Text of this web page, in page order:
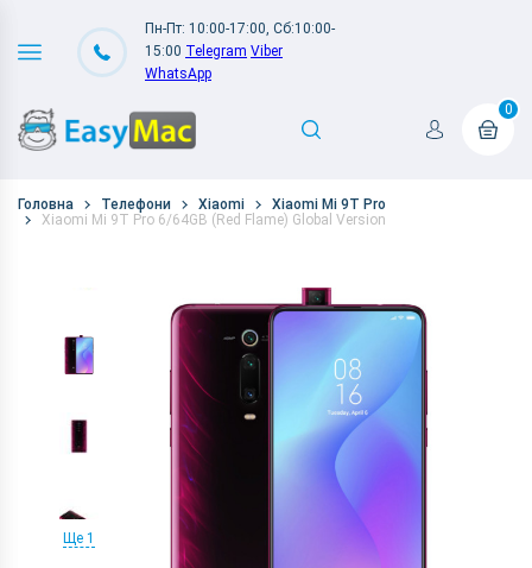
Пн-Пт: 10:00-17:00, Сб:10:00-
15:00 Telegram Viber
WhatsApp
0
Головна Телефони Xiaomi
Xiaomi Mi 9T Pro
Xiaomi Mi 9T Pro 6/64GB (Red Flame) Global Version
Ще 1